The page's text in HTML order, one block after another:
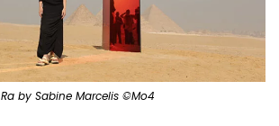
Ra by Sabine Marcelis ©Mo4